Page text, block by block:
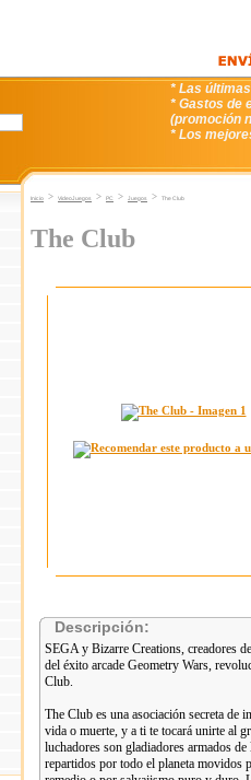
* Las
* Gastos de
(promoción
* Los
Inicio > VideoJuegos > PC > Juegos > The Club
The Club
Descripción:
SEGA y Bizarre Creations, creadores
del éxito arcade Geometry Wars,
Club.
The Club es una asociación secreta de
vida o muerte, y a ti te tocará unirte al
luchadores son gladiadores armados
repartidos por todo el planeta movidos